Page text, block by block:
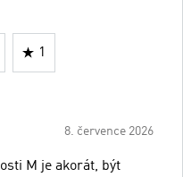
1
8. července 2026
M je akorát, být